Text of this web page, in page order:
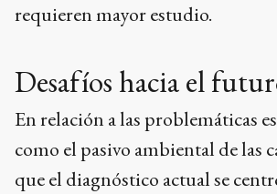
requieren mayor estudio.
Desafíos hacia el
En relación a las problemáticas
como el pasivo ambiental de las
que el diagnóstico actual se